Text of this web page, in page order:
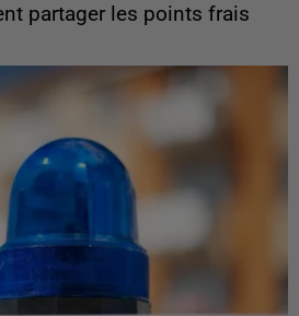
partager les points frais